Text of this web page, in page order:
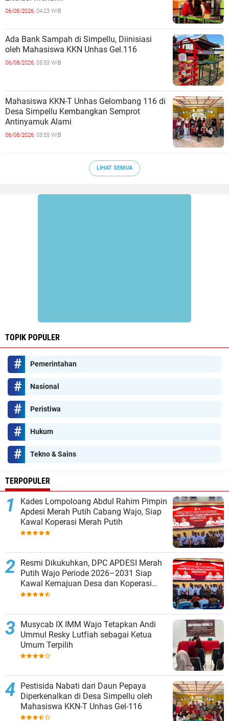
06/08/2026, 04:23 WIB
Ada Bank Sampah di Simpellu, Diinisiasi
oleh Mahasiswa KKN Unhas Gel.116
06/08/2026, 05:53 WIB
Mahasiswa KKN-T Unhas Gelombang 116 di
Desa Simpellu Kembangkan Semprot
Antinyamuk Alami
06/08/2026, 03:55 WIB
LIHAT SEMUA
TOPIK POPULER
Pemerintahan
Nasional
Peristiwa
Hukum
Tekno & Sains
TERPOPULER
Kades Lompoloang Abdul Rahim Pimpin
Apdesi Merah Putih Cabang Wajo, Siap
Kawal Koperasi Merah Putih
Resmi Dikukuhkan, DPC APDESI Merah
Putih Wajo Periode 2026–2031 Siap
Kawal Kemajuan Desa dan Koperasi
Merah Putih
Musycab IX IMM Wajo Tetapkan Andi
Ummul Resky Lutfiah sebagai Ketua
Umum Terpilih
Pestisida Nabati dari Daun Pepaya
Diperkenalkan di Desa Simpellu oleh
Mahasiswa KKN-T Unhas Gel-116